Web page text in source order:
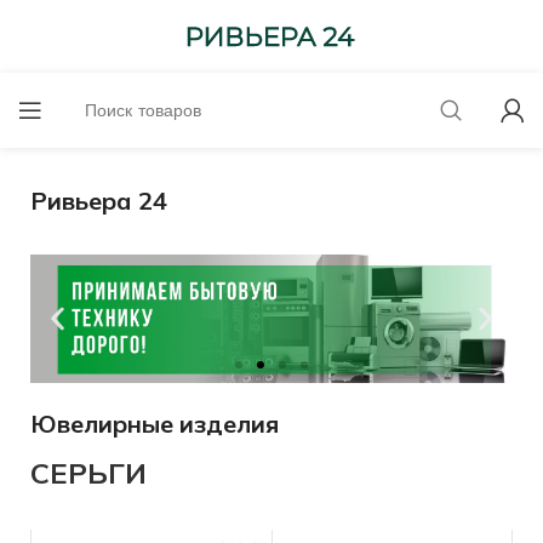
Ривьера 24
Оценим онлайн!
Ювелирные изделия
СЕРЬГИ